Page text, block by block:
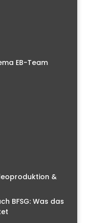
EB-Team
&
BFSG: Was das